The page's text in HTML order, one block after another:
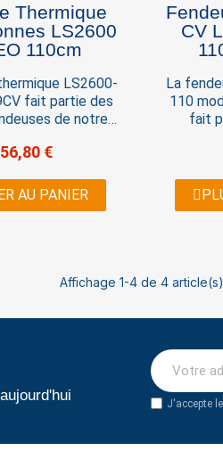
Thermique
LS2600
110cm
LS2600-
fait partie des
de notre
est un produit
Démarrage
tonnes Capacité
€
AU PANIER
CV
La
110
fait
série
durée
robuste
Affichage 1-4 de 4 article(s)
J'accepte